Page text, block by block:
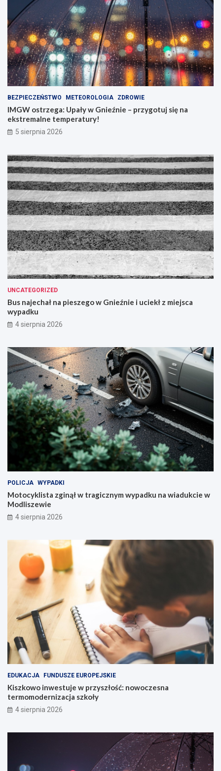
BEZPIECZEŃSTWO METEOROLOGIA ZDROWIE
IMGW ostrzega: Upały w Gnieźnie – przygotuj się na
ekstremalne temperatury!
5 sierpnia 2026
UNCATEGORIZED
Bus najechał na pieszego w Gnieźnie i uciekł z miejsca
wypadku
4 sierpnia 2026
POLICJA WYPADKI
Motocyklista zginął w tragicznym wypadku na wiadukcie w
Modliszewie
4 sierpnia 2026
EDUKACJA FUNDUSZE EUROPEJSKIE
Kiszkowo inwestuje w przyszłość: nowoczesna
termomodernizacja szkoły
4 sierpnia 2026